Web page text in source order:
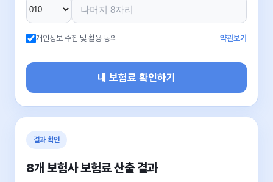
개인정보 수집 및 활용 동의 약관보기
내 보험료 확인하기
결과 확인
8개 보험사 보험료 산출 결과